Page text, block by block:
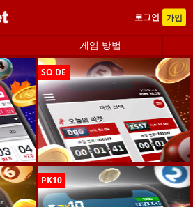
로그인 가입
게임 방법
SO DE
PK10